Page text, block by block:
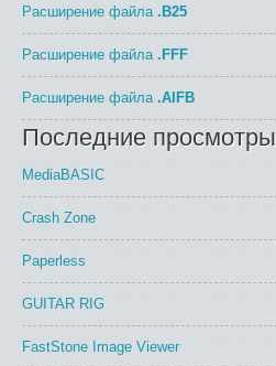
Расширение файла .B25
Расширение файла .FFF
Расширение файла .AIFB
Последние просмотры
MediaBASIC
Crash Zone
Paperless
GUITAR RIG
FastStone Image Viewer